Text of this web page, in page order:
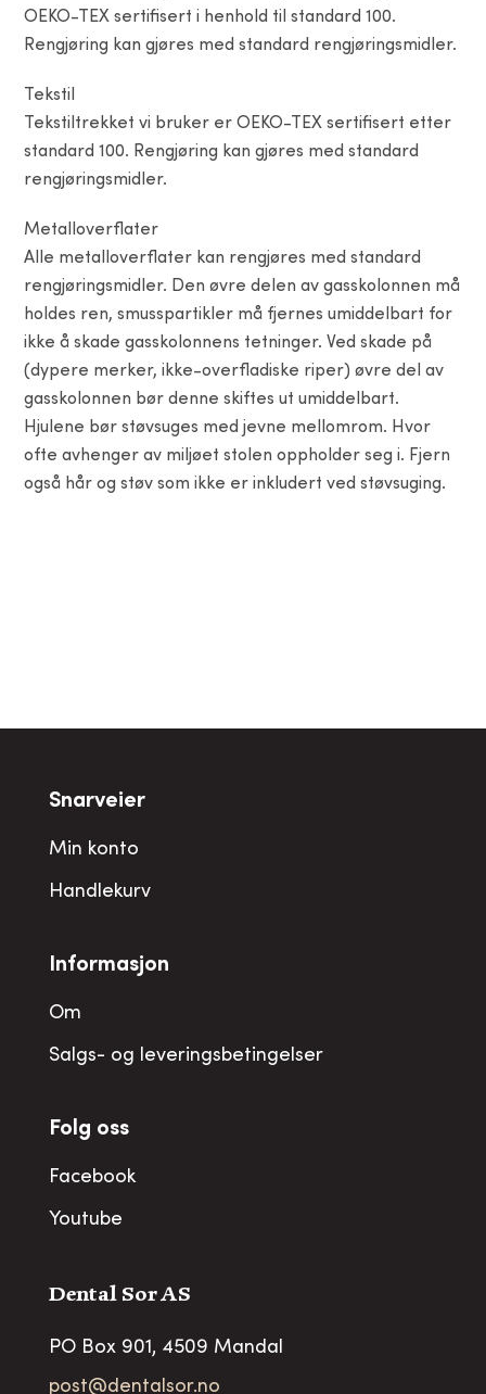
OEKO-TEX sertifisert i henhold til standard 100.
Rengjøring kan gjøres med standard rengjøringsmidler.
Tekstil
Tekstiltrekket vi bruker er OEKO-TEX sertifisert etter
standard 100. Rengjøring kan gjøres med standard
rengjøringsmidler.
Metalloverflater
Alle metalloverflater kan rengjøres med standard
rengjøringsmidler. Den øvre delen av gasskolonnen må
holdes ren, smusspartikler må fjernes umiddelbart for
ikke å skade gasskolonnens tetninger. Ved skade på
(dypere merker, ikke-overfladiske riper) øvre del av
gasskolonnen bør denne skiftes ut umiddelbart.
Hjulene bør støvsuges med jevne mellomrom. Hvor
ofte avhenger av miljøet stolen oppholder seg i. Fjern
også hår og støv som ikke er inkludert ved støvsuging.
Snarveier
Min konto
Handlekurv
Informasjon
Om
Salgs- og leveringsbetingelser
Folg oss
Facebook
Youtube
Dental Sor AS
PO Box 901, 4509 Mandal
post@dentalsor.no